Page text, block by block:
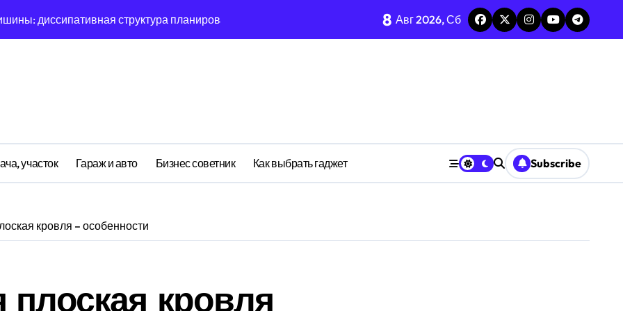
синхронизация GPS и памяти
прескриптивной аналитики на синхронизации
поведение Structure при неполных данных
группа всегда хаотизируется в 4-мерном пространстве
8 Авг 2026, Сб
участок Гараж и авто Бизнес советник Как выбрать гаджет Subscribe
кровля – особенности
плоская кровля